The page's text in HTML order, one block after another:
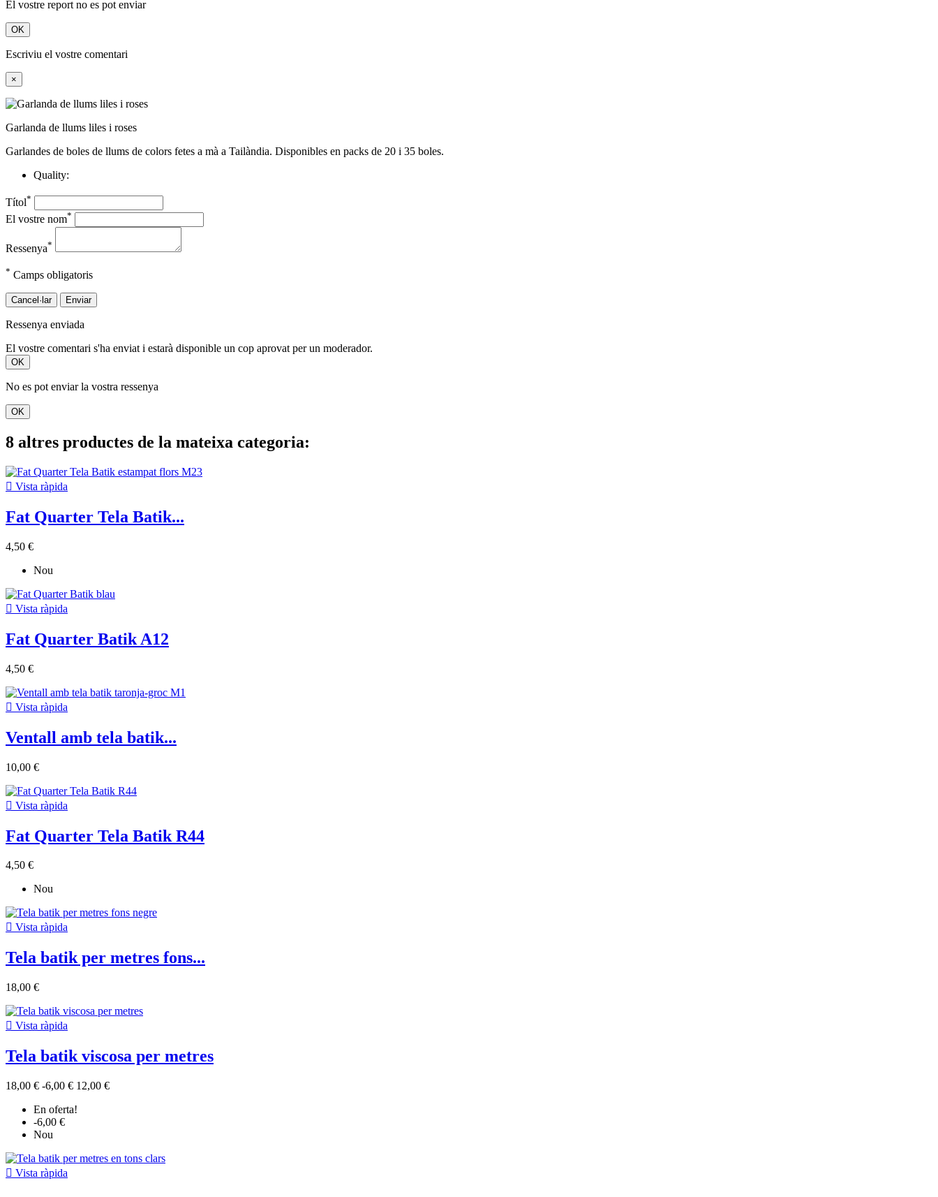
El vostre report no es pot enviar
OK
Escriviu el vostre comentari
×
Garlanda de llums liles i roses
Garlandes de boles de llums de colors fetes a mà a Tailàndia. Disponibles en packs de 20 i 35 boles.
Quality:
Títol*
El vostre nom*
Ressenya*
* Camps obligatoris
Cancel·lar Enviar
Ressenya enviada
El vostre comentari s'ha enviat i estarà disponible un cop aprovat per un moderador.
OK
No es pot enviar la vostra ressenya
OK
8 altres productes de la mateixa categoria:
 Vista ràpida
Fat Quarter Tela Batik...
4,50 €
Nou
 Vista ràpida
Fat Quarter Batik A12
4,50 €
 Vista ràpida
Ventall amb tela batik...
10,00 €
 Vista ràpida
Fat Quarter Tela Batik R44
4,50 €
Nou
 Vista ràpida
Tela batik per metres fons...
18,00 €
 Vista ràpida
Tela batik viscosa per metres
18,00 € -6,00 € 12,00 €
En oferta!
-6,00 €
Nou
 Vista ràpida